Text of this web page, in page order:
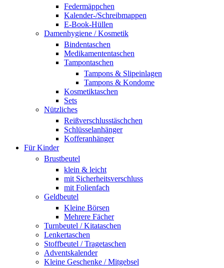
Federmäppchen
Kalender-/Schreibmappen
E-Book-Hüllen
Damenhygiene / Kosmetik
Bindentaschen
Medikamententaschen
Tampontaschen
Tampons & Slipeinlagen
Tampons & Kondome
Kosmetiktaschen
Sets
Nützliches
Reißverschlusstäschchen
Schlüsselanhänger
Kofferanhänger
Für Kinder
Brustbeutel
klein & leicht
mit Sicherheitsverschluss
mit Folienfach
Geldbeutel
Kleine Börsen
Mehrere Fächer
Turnbeutel / Kitataschen
Lenkertaschen
Stoffbeutel / Tragetaschen
Adventskalender
Kleine Geschenke / Mitgebsel